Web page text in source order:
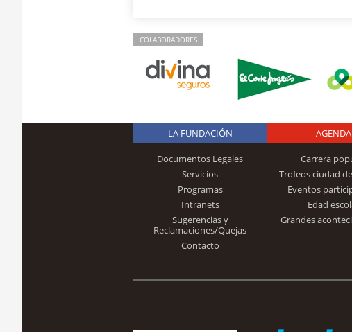
COLABORADORES
LA FUNDACIÓN
Documentos Legales
Servicios
Programas
Intranets
Sugerencias y
Reclamaciones/Quejas
Contacto
AGENDA
Carrera
Trofeos ciudad
Eventos
Edad
Grandes